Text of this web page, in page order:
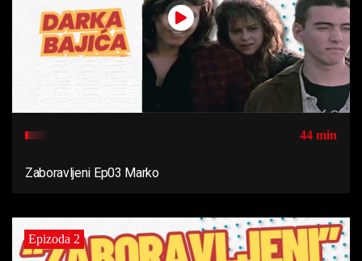
44 min
Zaboravljeni Ep03 Marko
Epizoda 2